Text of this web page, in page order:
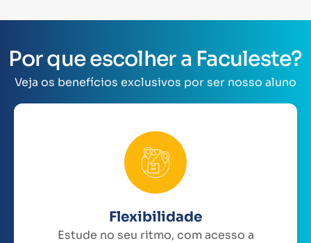
Por que escolher a Faculeste?
Veja os benefícios exclusivos por ser nosso aluno
Flexibilidade
Estude no seu ritmo, com acesso a